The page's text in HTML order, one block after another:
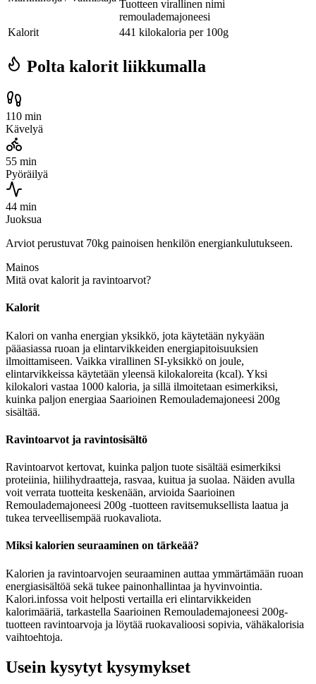
Tuotteen virallinen nimi
remoulademajoneesi
Kalorit
441 kilokaloria per 100g
Polta kalorit liikkumalla
110 min
Kävelyä
55 min
Pyöräilyä
44 min
Juoksua
Arviot perustuvat 70kg painoisen henkilön energiankulutukseen.
Mainos
Mitä ovat kalorit ja ravintoarvot?
Kalorit
Kalori on vanha energian yksikkö, jota käytetään nykyään
pääasiassa ruoan ja elintarvikkeiden energiapitoisuuksien
ilmoittamiseen. Vaikka virallinen SI-yksikkö on joule,
elintarvikkeissa käytetään yleensä kilokaloreita (kcal). Yksi
kilokalori vastaa 1000 kaloria, ja sillä ilmoitetaan esimerkiksi,
kuinka paljon energiaa Saarioinen Remoulademajoneesi 200g
sisältää.
Ravintoarvot ja ravintosisältö
Ravintoarvot kertovat, kuinka paljon tuote sisältää esimerkiksi
proteiinia, hiilihydraatteja, rasvaa, kuitua ja suolaa. Näiden avulla
voit verrata tuotteita keskenään, arvioida Saarioinen
Remoulademajoneesi 200g -tuotteen ravitsemuksellista laatua ja
tukea terveellisempää ruokavaliota.
Miksi kalorien seuraaminen on tärkeää?
Kalorien ja ravintoarvojen seuraaminen auttaa ymmärtämään ruoan
energiasisältöä sekä tukee painonhallintaa ja hyvinvointia.
Kalori.infossa voit helposti vertailla eri elintarvikkeiden
kalorimääriä, tarkastella Saarioinen Remoulademajoneesi 200g-
tuotteen ravintoarvoja ja löytää ruokavalioosi sopivia, vähäkalorisia
vaihtoehtoja.
Usein kysytyt kysymykset